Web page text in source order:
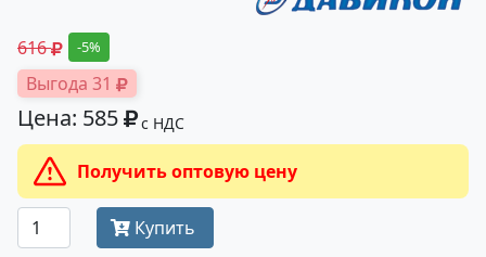
616 -5%
Выгода 31
Цена: 585 с НДС
Получить оптовую цену
Купить